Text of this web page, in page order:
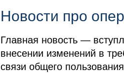
Новости про
Главная новость —
внесении изменений в
связи общего